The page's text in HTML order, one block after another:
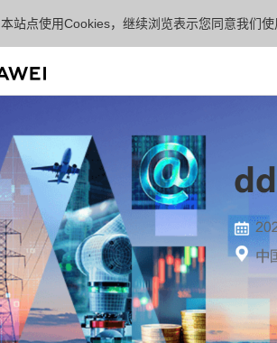
本站点使用Cookies，继续浏览表示您同意我们使